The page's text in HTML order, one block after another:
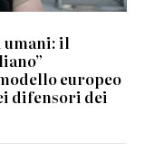
il
europeo
difensori dei